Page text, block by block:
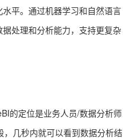
平。通过机器学习和自然语言
处理和分析能力，支持更复杂
的定位是业务人员/数据分析师
几秒内就可以看到数据分析结